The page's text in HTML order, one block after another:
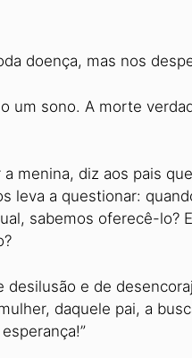
doença, mas nos
um sono. A morte
menina, diz aos pais
leva a questionar:
sabemos oferecê-lo?
e de
daquele pai, a